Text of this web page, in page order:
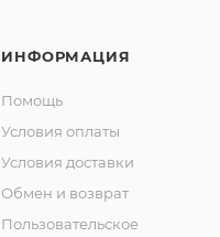
ИНФОРМАЦИЯ
Помощь
Условия оплаты
Условия доставки
Обмен и возврат
Пользовательское